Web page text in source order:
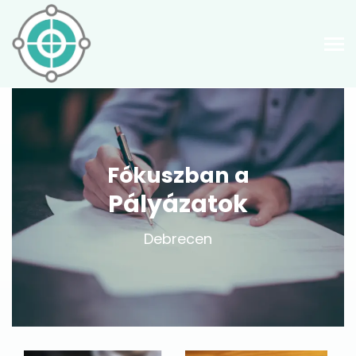
Fókuszban a
Pályázatok
Debrecen